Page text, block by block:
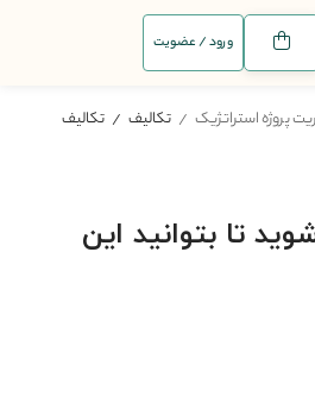
ورود / عضویت
پروژه استراتژیک تکالیف تکالیف
تا بتوانید این